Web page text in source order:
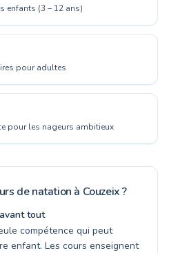
enfants (3 – 12 ans)
pour adultes
pour les nageurs ambitieux
de natation à Couzeix ?
tout
compétence qui peut
enfant. Les cours enseignent